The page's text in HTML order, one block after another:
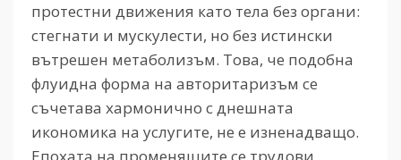
протестни движения като тела без органи:
стегнати и мускулести, но без истински
вътрешен метаболизъм. Това, че подобна
флуидна форма на авторитаризъм се
съчетава хармонично с днешната
икономика на услугите, не е изненадващо.